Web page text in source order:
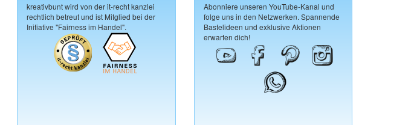
kreativbunt wird von der it-recht kanzlei
rechtlich betreut und ist Mitglied bei der
Initiative "Fairness im Handel".
Abonniere unseren YouTube-Kanal und
folge uns in den Netzwerken. Spannende
Bastelideen und exklusive Aktionen
erwarten dich!